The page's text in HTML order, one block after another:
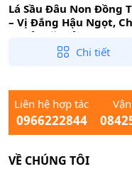
Lá Sầu Đâu Non Đồng
– Vị Đắng Hậu Ngọt,
Vị Gỏi Đặc Sản
Chi tiết
Liên hệ hợp tác
0966222844
VỀ CHÚNG TÔI